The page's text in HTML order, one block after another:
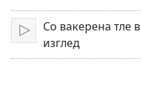
видео
Мукх
Со вакерена тле
изглед